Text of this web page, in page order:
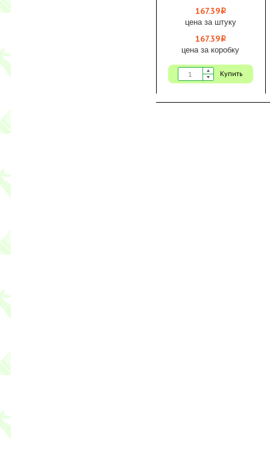
Plas
167.39i
цена за штуку
167.39i
цена за коробку
Купить